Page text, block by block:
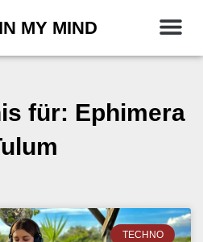
MY MIND
für: Ephimera
TECHNO